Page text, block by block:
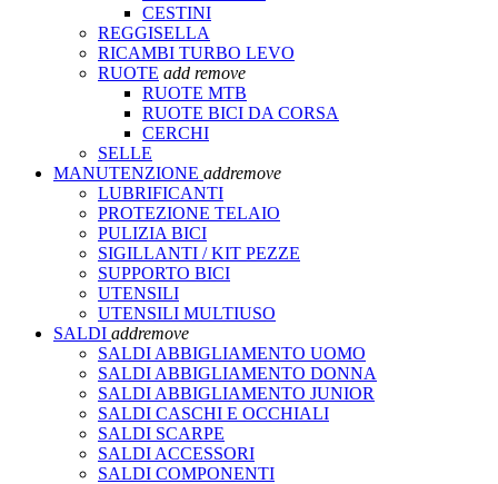
CESTINI
REGGISELLA
RICAMBI TURBO LEVO
RUOTE add remove
RUOTE MTB
RUOTE BICI DA CORSA
CERCHI
SELLE
MANUTENZIONE addremove
LUBRIFICANTI
PROTEZIONE TELAIO
PULIZIA BICI
SIGILLANTI / KIT PEZZE
SUPPORTO BICI
UTENSILI
UTENSILI MULTIUSO
SALDI addremove
SALDI ABBIGLIAMENTO UOMO
SALDI ABBIGLIAMENTO DONNA
SALDI ABBIGLIAMENTO JUNIOR
SALDI CASCHI E OCCHIALI
SALDI SCARPE
SALDI ACCESSORI
SALDI COMPONENTI